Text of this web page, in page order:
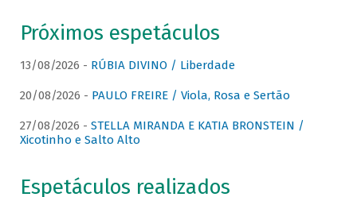
Próximos espetáculos
13/08/2026 - RÚBIA DIVINO / Liberdade
20/08/2026 - PAULO FREIRE / Viola, Rosa e Sertão
27/08/2026 - STELLA MIRANDA E KATIA BRONSTEIN /
Xicotinho e Salto Alto
Espetáculos realizados